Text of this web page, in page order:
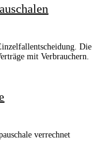
Die
mit Verbrauchern.
verrechnet